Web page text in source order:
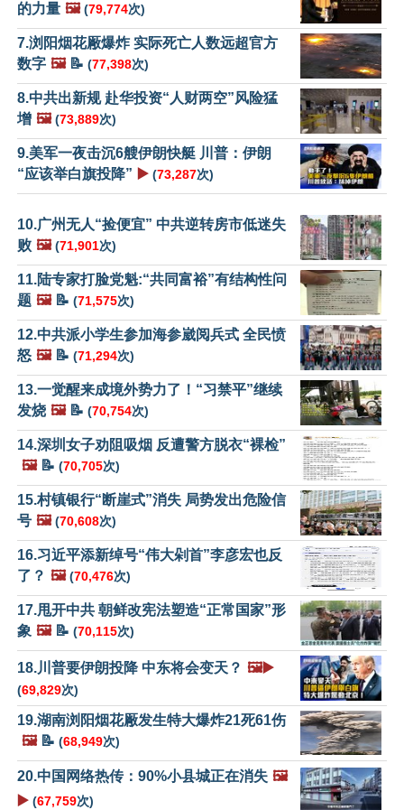
的力量 🖼️ (79,774次)
7.浏阳烟花厰爆炸 实际死亡人数远超官方
数字 🖼️📝 (77,398次)
8.中共出新规 赴华投资“人财两空”风险猛
增 🖼️ (73,889次)
9.美军一夜击沉6艘伊朗快艇 川普：伊朗
“应该举白旗投降” ▶️ (73,287次)
10.广州无人“捡便宜” 中共逆转房市低迷失
败 🖼️ (71,901次)
11.陆专家打脸党魁:“共同富裕”有结构性问
题 🖼️📝 (71,575次)
12.中共派小学生参加海参崴阅兵式 全民愤
怒 🖼️📝 (71,294次)
13.一觉醒来成境外势力了！“习禁平”继续
发烧 🖼️📝 (70,754次)
14.深圳女子劝阻吸烟 反遭警方脱衣“裸检”
🖼️📝 (70,705次)
15.村镇银行“断崖式”消失 局势发出危险信
号 🖼️ (70,608次)
16.习近平添新绰号“伟大剁首”李彦宏也反
了？ 🖼️ (70,476次)
17.甩开中共 朝鲜改宪法塑造“正常国家”形
象 🖼️📝 (70,115次)
18.川普要伊朗投降 中东将会变天？ 🖼️▶️
(69,829次)
19.湖南浏阳烟花厰发生特大爆炸21死61伤
🖼️📝 (68,949次)
20.中国网络热传：90%小县城正在消失 🖼️
▶️ (67,759次)